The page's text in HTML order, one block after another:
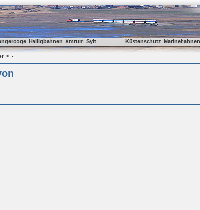
Halligbahnen Amrum Sylt Küstenschutz Marinebahnen
>